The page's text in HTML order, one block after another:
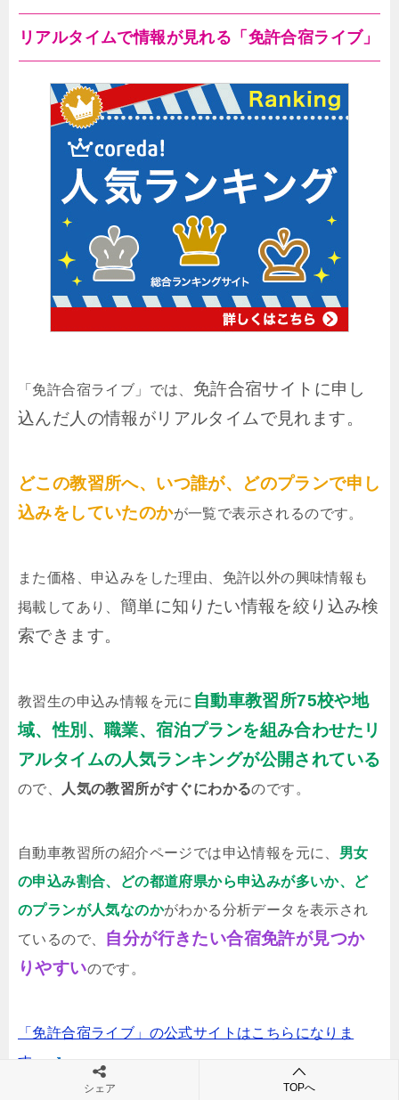
リアルタイムで情報が見れる「免許合宿ライブ」
「免許合宿ライブ」では、 免許合宿サイトに申し
込んだ人の情報がリアルタイムで見れます。
どこの教習所へ、いつ誰が、どのプランで申し
込みをしていたのかが一覧で表示されるのです。
また価格、申込みをした理由、免許以外の興味情報も
掲載してあり、 簡単に知りたい情報を絞り込み検
索できます。
教習生の申込み情報を元に 自動車教習所75校や地
域、性別、職業、宿泊プランを組み合わせたリ
アルタイムの人気ランキングが公開されている
ので、 人気の教習所がすぐにわかるのです。
自動車教習所の紹介ページでは申込情報を元に、 男女
の申込み割合、どの都道府県から申込みが多いか、ど
のプランが人気なのかがわかる分析データを表示され
ているので、 自分が行きたい合宿免許が見つか
りやすいのです。
「免許合宿ライブ」の公式サイトはこちらになりま
す。
シェア TOPへ